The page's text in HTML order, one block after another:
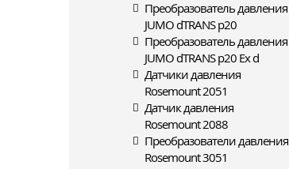
Преобразователь давления
JUMO dTRANS p20
Преобразователь давления
JUMO dTRANS p20 Ex d
Датчики давления
Rosemount 2051
Датчик давления
Rosemount 2088
Преобразователи давления
Rosemount 3051